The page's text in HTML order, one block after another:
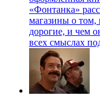
«Фонтанка»
магазины о том,
дорогие, и чем
всех смыслах